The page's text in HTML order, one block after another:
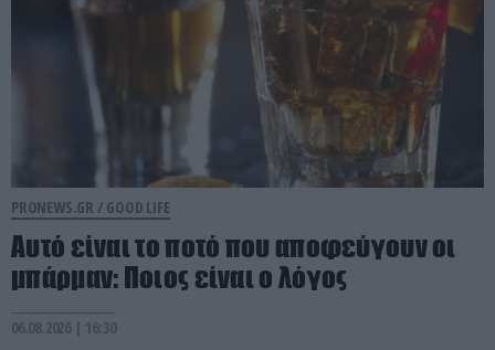
PRONEWS.GR / GOOD LIFE
Αυτό είναι το ποτό που αποφεύγουν οι
μπάρμαν: Ποιος είναι ο λόγος
06.08.2026 | 16:30